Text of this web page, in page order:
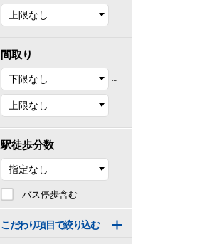
間取り
～
駅徒歩分数
バス停歩含む
こだわり項目で絞り込む